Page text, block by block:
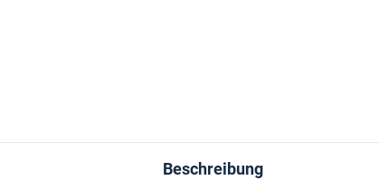
Beschreibung